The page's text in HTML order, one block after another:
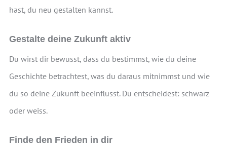
hast, du neu gestalten kannst.
Gestalte deine Zukunft aktiv
Du wirst dir bewusst, dass du bestimmst, wie du deine
Geschichte betrachtest, was du daraus mitnimmst und wie
du so deine Zukunft beeinflusst. Du entscheidest: schwarz
oder weiss.
Finde den Frieden in dir